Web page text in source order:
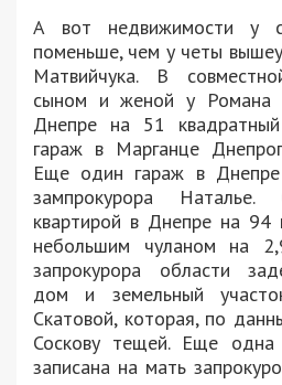
А вот недвижимости у
поменьше, чем у четы
Матвийчука. В
сыном и женой у Романа
Днепре на 51
гараж в Марганце
Еще один гараж в
зампрокурора
квартирой в Днепре на 94
небольшим чуланом на
запрокурора области
дом и земельный
Скатовой, которая, по
Соскову тещей. Еще одна
записана на мать